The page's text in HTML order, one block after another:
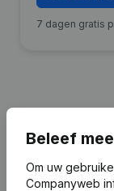
7 dagen gratis
Datum
Beleef
Om uw
Companyweb